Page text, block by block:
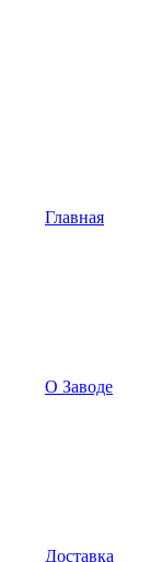
Главная
О Заводе
Доставка